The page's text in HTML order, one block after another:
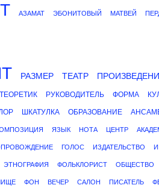
АЗАМАТ ЭБОНИТОВЫЙ МАТВЕЙ
РАЗМЕР ТЕАТР
ТЕОРЕТИК РУКОВОДИТЕЛЬ ФОРМА
ШКАТУЛКА ОБРАЗОВАНИЕ
ЯЗЫК НОТА ЦЕНТР
ГОЛОС ИЗДАТЕЛЬСТВО
ЭТНОГРАФИЯ ФОЛЬКЛОРИСТ ОБЩЕСТВО
ФОН ВЕЧЕР САЛОН ПИСАТЕЛЬ